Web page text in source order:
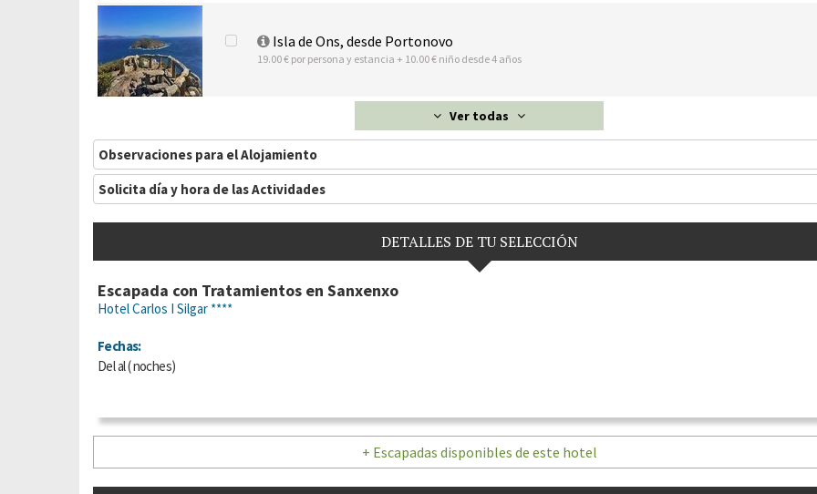
Isla de Ons, desde Portonovo
19.00 € por persona y estancia + 10.00 € niño desde 4 años
Ver todas
Observaciones para el Alojamiento
Solicita día y hora de las Actividades
DETALLES DE TU SELECCIÓN
Escapada con Tratamientos en Sanxenxo
Hotel Carlos I Silgar ****
Fechas:
Delal(noches)
+ Escapadas disponibles de este hotel